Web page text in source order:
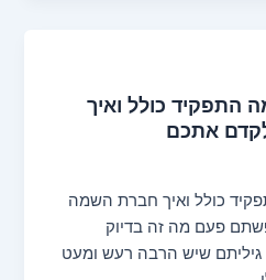
התפקיד כולל ואיך
אתכם
כולל ואיך חברת השמה
פעם מה זה בדיוק
גיליתם שיש הרבה רעש ומעט